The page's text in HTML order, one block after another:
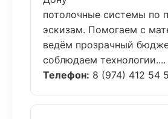
потолочные системы по
эскизам. Помогаем с
ведём прозрачный
соблюдаем технологии....
Телефон: 8 (974) 412 54